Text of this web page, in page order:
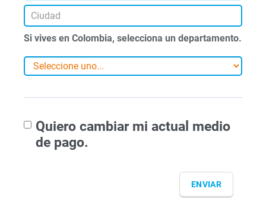
Si vives en Colombia, selecciona un departamento.
Quiero cambiar mi actual medio
de pago.